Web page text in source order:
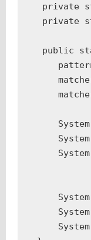
private
private
public